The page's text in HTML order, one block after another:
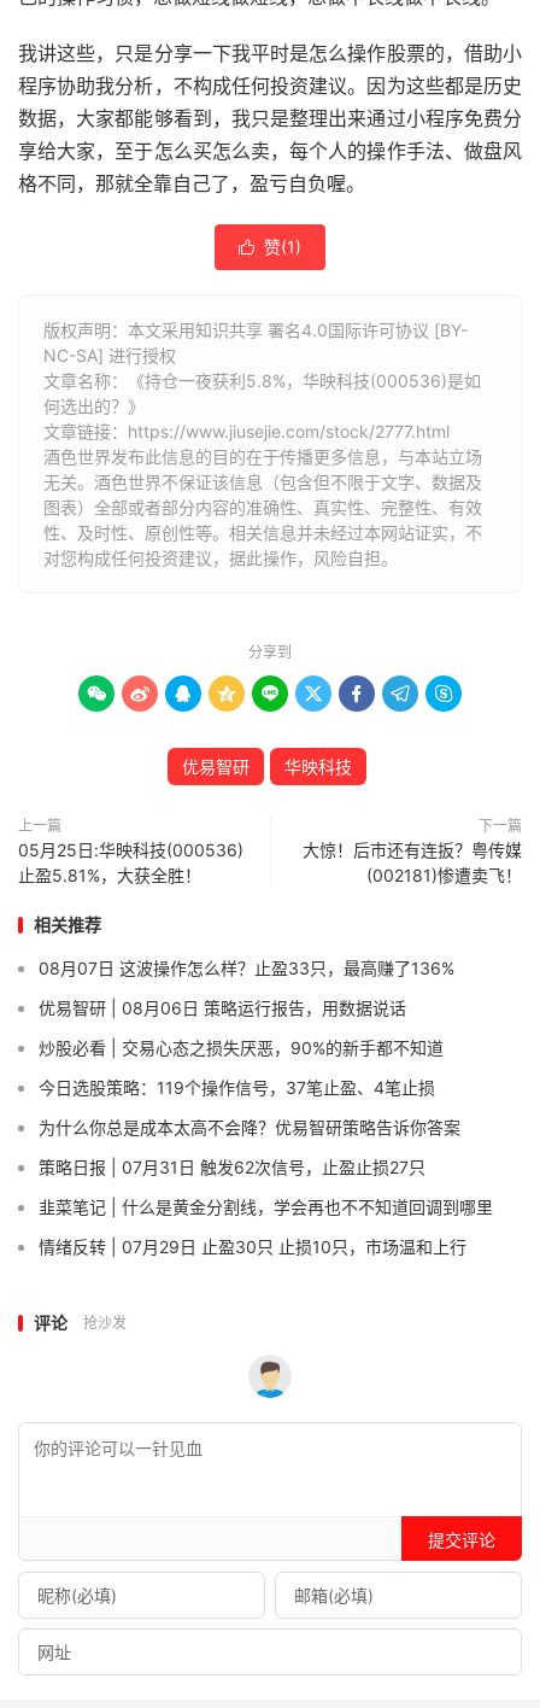
我讲这些，只是分享一下我平时是怎么操作股票的，借助小
程序协助我分析，不构成任何投资建议。因为这些都是历史
数据，大家都能够看到，我只是整理出来通过小程序免费分
享给大家，至于怎么买怎么卖，每个人的操作手法、做盘风
格不同，那就全靠自己了，盈亏自负喔。
 赞(1)
版权声明：本文采用知识共享 署名4.0国际许可协议 [BY-
NC-SA] 进行授权
文章名称：《持仓一夜获利5.8%，华映科技(000536)是如
何选出的？》
文章链接： https://www.jiusejie.com/stock/2777.html
酒色世界发布此信息的目的在于传播更多信息，与本站立场
无关。酒色世界不保证该信息（包含但不限于文字、数据及
图表）全部或者部分内容的准确性、真实性、完整性、有效
性、及时性、原创性等。相关信息并未经过本网站证实，不
对您构成任何投资建议，据此操作，风险自担。
分享到
        
优易智研 华映科技
上一篇
05月25日:华映科技(000536)
止盈5.81%，大获全胜！
下一篇
大惊！后市还有连扳？粤传媒
(002181)惨遭卖飞！
相关推荐
08月07日 这波操作怎么样？止盈33只，最高赚了136%
优易智研 | 08月06日 策略运行报告，用数据说话
炒股必看 | 交易心态之损失厌恶，90%的新手都不知道
今日选股策略：119个操作信号，37笔止盈、4笔止损
为什么你总是成本太高不会降？优易智研策略告诉你答案
策略日报 | 07月31日 触发62次信号，止盈止损27只
韭菜笔记 | 什么是黄金分割线，学会再也不不知道回调到哪里
情绪反转 | 07月29日 止盈30只 止损10只，市场温和上行
评论 抢沙发
提交评论